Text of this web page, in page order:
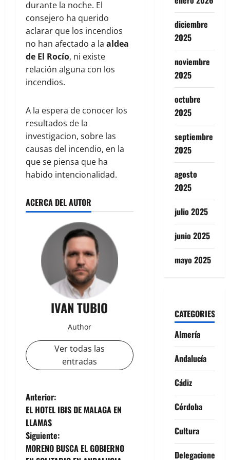
durante la noche. El
consejero ha querido
aclarar que los incendios
no han afectado a la aldea
de El Rocío, ni existe
relación alguna con los
incendios.
A la espera de conocer los
resultados de la
investigacion, sobre las
causas del incendio, en la
que se piensa que ha
habido intencionalidad.
ACERCA DEL AUTOR
IVAN TUBIO
Author
Ver todas las
entradas
N
a
v
Anterior:
EL HOTEL IBIS DE MALAGA EN
LLAMAS
Siguiente:
MORENO BUSCA EL GOBIERNO
diciembre
2025
noviembre
2025
octubre
2025
septiembre
2025
agosto
2025
julio 2025
junio 2025
mayo 2025
CATEGORIES
Almería
Andalucía
Cádiz
Córdoba
Cultura
Delegaciones